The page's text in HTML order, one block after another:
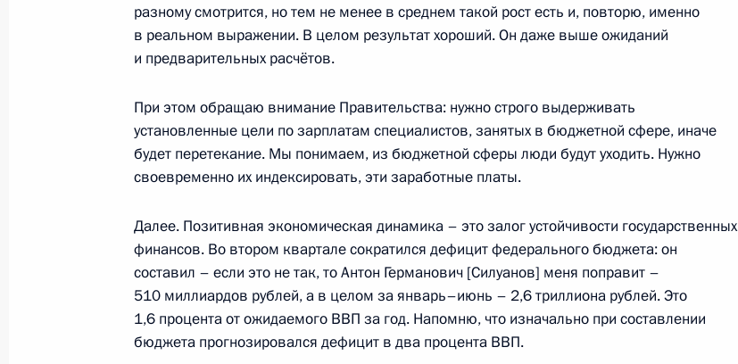
28 марта 2023 года, 18:00
Рабочая поездка Марии Львовой-Беловой в Санкт-Петербург
17 марта 2023 года, 20:00
квалификациям
14 февраля 2023 года, 17:00
Заседание Национального совета по профессиональным
разному смотрится, но тем не менее в среднем такой рост есть и, повторю, именно
в реальном выражении. В целом результат хороший. Он даже выше ожиданий
и предварительных расчётов.
При этом обращаю внимание Правительства: нужно строго выдерживать
установленные цели по зарплатам специалистов, занятых в бюджетной сфере, иначе
будет перетекание. Мы понимаем, из бюджетной сферы люди будут уходить. Нужно
своевременно их индексировать, эти заработные платы.
Далее. Позитивная экономическая динамика – это залог устойчивости государственных
финансов. Во втором квартале сократился дефицит федерального бюджета: он
составил – если это не так, то Антон Германович [Силуанов] меня поправит –
510 миллиардов рублей, а в целом за январь–июнь – 2,6 триллиона рублей. Это
1,6 процента от ожидаемого ВВП за год. Напомню, что изначально при составлении
бюджета прогнозировался дефицит в два процента ВВП.